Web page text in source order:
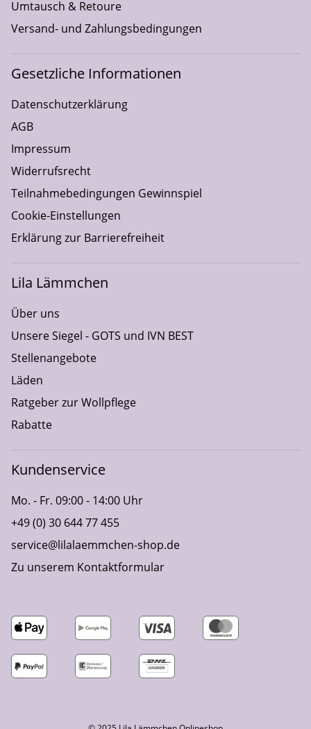
Umtausch & Retoure
Versand- und Zahlungsbedingungen
Gesetzliche Informationen
Datenschutzerklärung
AGB
Impressum
Widerrufsrecht
Teilnahmebedingungen Gewinnspiel
Cookie-Einstellungen
Erklärung zur Barrierefreiheit
Lila Lämmchen
Über uns
Unsere Siegel - GOTS und IVN BEST
Stellenangebote
Läden
Ratgeber zur Wollpflege
Rabatte
Kundenservice
Mo. - Fr. 09:00 - 14:00 Uhr
+49 (0) 30 644 77 455
service@lilalaemmchen-shop.de
Zu unserem Kontaktformular